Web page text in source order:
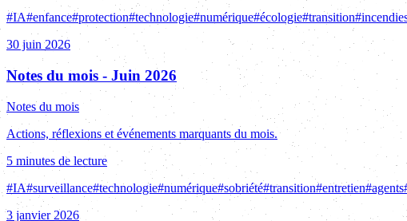
#IA#enfance#protection#technologie#numérique#écologie#transition#
30 juin 2026
Notes du mois - Juin 2026
Notes du mois
Actions, réflexions et événements marquants du mois.
5 minutes de lecture
#IA#surveillance#technologie#numérique#sobriété#transition#entretien#agents
3 janvier 2026